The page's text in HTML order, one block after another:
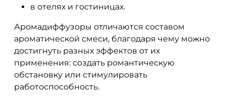
в отелях и гостиницах.
Аромадиффузоры отличаются составом
ароматической смеси, благодаря чему можно
достигнуть разных эффектов от их
применения: создать романтическую
обстановку или стимулировать
работоспособность.